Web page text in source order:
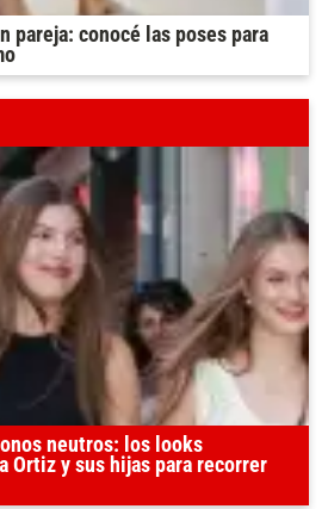
pareja: conocé las poses para
neutros: los looks
Ortiz y sus hijas para recorrer